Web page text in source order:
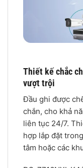
Thiết kế chắc
vượt trội
Đầu ghi được
chắn, cho khả
liên tục 24/7.
hợp lắp đặt
tâm hoặc các